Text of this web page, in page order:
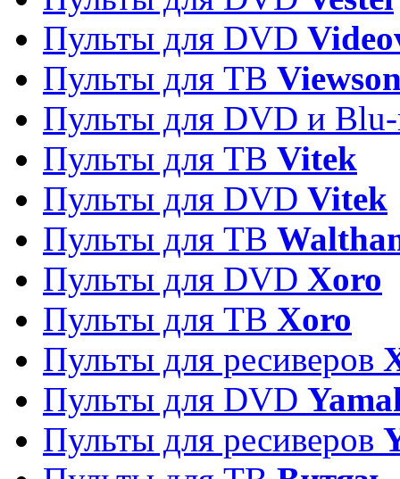
Пульты для DVD
Пульты для ТВ
Пульты для DVD и
Пульты для ТВ Vitek
Пульты для DVD Vitek
Пульты для ТВ
Пульты для DVD Xoro
Пульты для ТВ Xoro
Пульты для ресиверов
Пульты для DVD
Пульты для ресиверов